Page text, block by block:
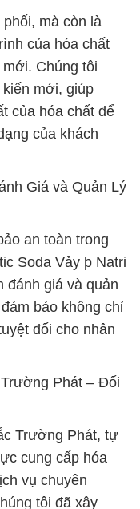
mà còn là
của hóa chất
Chúng tôi
kiến mới, giúp
của hóa chất để
của khách
Giá và Quản Lý
an toàn trong
Soda Vảy þ Natri
đánh giá và quản
bảo không chỉ
đối cho nhân
Phát – Đối
Trường Phát, tự
cung cấp hóa
vụ chuyên
tôi đã xây